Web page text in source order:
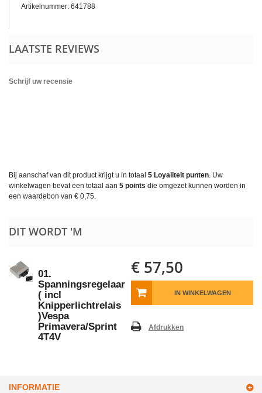
Artikelnummer: 641788
LAATSTE REVIEWS
Schrijf uw recensie
Bij aanschaf van dit product krijgt u in totaal 5 Loyaliteit punten. Uw
winkelwagen bevat een totaal aan 5 points die omgezet kunnen worden in
een waardebon van € 0,75.
DIT WORDT 'M
01.
Spanningsregelaar
( incl
Knipperlichtrelais
)Vespa
Primavera/Sprint
4T4V
€ 57,50
IN WINKELWAGEN
Afdrukken
INFORMATIE